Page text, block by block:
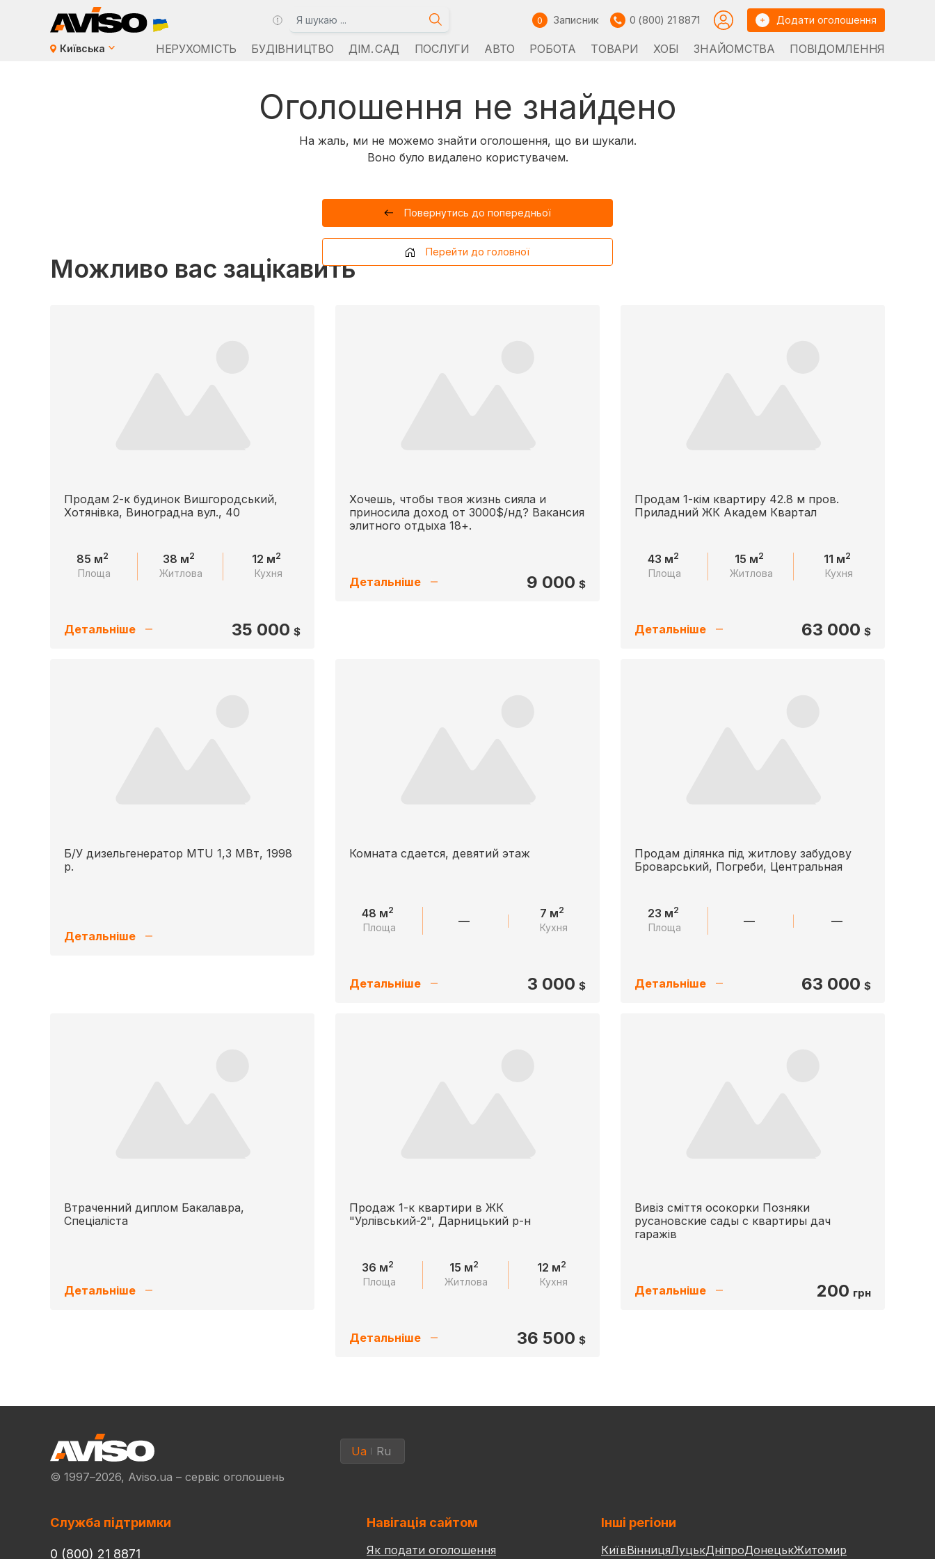
0 Записник 0 (800) 21 8871 Додати оголошення
Київська НЕРУХОМІСТЬ БУДІВНИЦТВО ДІМ. САД ПОСЛУГИ АВТО РОБОТА ТОВАРИ ХОБІ ЗНАЙОМСТВА ПОВІДОМЛЕННЯ
Оголошення не знайдено
На жаль, ми не можемо знайти оголошення, що ви шукали.
Воно було видалено користувачем.
Повернутись до попередньої
Перейти до головної
Можливо вас зацікавить
Продам 2-к будинок Вишгородський,
Хотянівка, Виноградна вул., 40
85 м2
Площа
38 м2
Житлова
12 м2
Кухня
Детальніше 35 000 $
Хочешь, чтобы твоя жизнь сияла и
приносила доход от 3000$/нд? Вакансия
элитного отдыха 18+.
Детальніше 9 000 $
Продам 1-кім квартиру 42.8 м пров.
Приладний ЖК Академ Квартал
43 м2
Площа
15 м2
Житлова
11 м2
Кухня
Детальніше 63 000 $
Б/У дизельгенератор MTU 1,3 МВт, 1998
р.
Детальніше
Комната сдается, девятий этаж
48 м2
Площа —
7 м2
Кухня
Детальніше 3 000 $
Продам ділянка під житлову забудову
Броварський, Погреби, Центральная
23 м2
Площа — —
Детальніше 63 000 $
Втраченний диплом Бакалавра,
Спеціаліста
Детальніше
Продаж 1-к квартири в ЖК
"Урлівський-2", Дарницький р-н
36 м2
Площа
15 м2
Житлова
12 м2
Кухня
Детальніше 36 500 $
Вивіз сміття осокорки Позняки
русановские сады с квартиры дач
гаражів
Детальніше 200 грн
© 1997–2026, Aviso.ua – сервіс оголошень
Ua Ru
Служба підтримки
0 (800) 21 8871
Навігація сайтом
Як подати оголошення
Інші регіони
КиївВінницяЛуцькДніпроДонецькЖитомир